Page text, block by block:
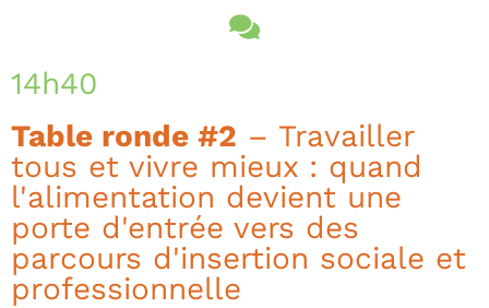
14h40
Table ronde #2 – Travailler
tous et vivre mieux : quand
l'alimentation devient une
porte d'entrée vers des
parcours d'insertion sociale et
professionnelle